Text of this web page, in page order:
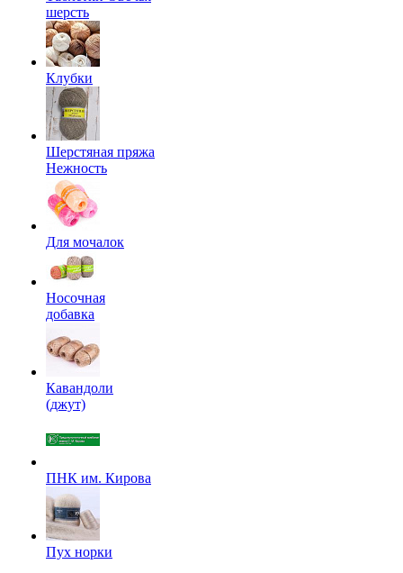
шерсть
Клубки
Шерстяная пряжа
Нежность
Для мочалок
Носочная
добавка
Кавандоли
(джут)
ПНК им. Кирова
Пух норки